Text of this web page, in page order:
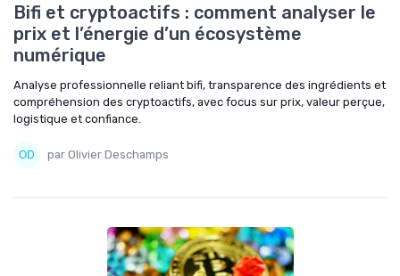
Bifi et cryptoactifs : comment analyser le
prix et l’énergie d’un écosystème
numérique
Analyse professionnelle reliant bifi, transparence des ingrédients et
compréhension des cryptoactifs, avec focus sur prix, valeur perçue,
logistique et confiance.
par Olivier Deschamps